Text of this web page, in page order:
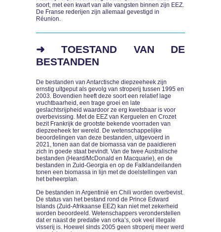
soort, met een kwart van alle vangsten binnen zijn EEZ.
De Franse rederijen zijn allemaal gevestigd in
Réunion.
➜ TOESTAND VAN DE
BESTANDEN
De bestanden van Antarctische diepzeeheek zijn
ernstig uitgeput als gevolg van stroperij tussen 1995 en
2003. Bovendien heeft deze soort een relatief lage
vruchtbaarheid, een trage groei en late
geslachtsrijpheid waardoor ze erg kwetsbaar is voor
overbevissing. Met de EEZ van Kerguelen en Crozet
bezit Frankrijk de grootste bekende voorraden van
diepzeeheek ter wereld. De wetenschappelijke
beoordelingen van deze bestanden, uitgevoerd in
2021, tonen aan dat de biomassa van de paaidieren
zich in goede staat bevindt. Van de twee Australische
bestanden (Heard/McDonald en Macquarie), en de
bestanden in Zuid-Georgia en op de Falklandeilanden
tonen een biomassa in lijn met de doelstellingen van
het beheerplan.
De bestanden in Argentinië en Chili worden overbevist.
De status van het bestand rond de Prince Edward
Islands (Zuid-Afrikaanse EEZ) kan niet met zekerheid
worden beoordeeld. Wetenschappers veronderstellen
dat er naast de predatie van orka’s, ook veel illegale
visserij is. Hoewel sinds 2005 geen stroperij meer werd